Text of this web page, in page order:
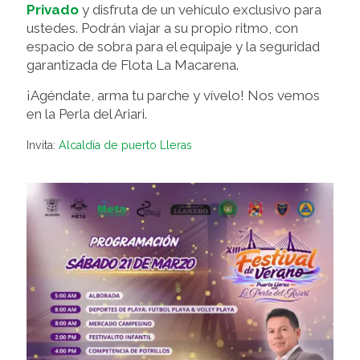
Privado y disfruta de un vehículo exclusivo para
ustedes. Podrán viajar a su propio ritmo, con
espacio de sobra para el equipaje y la seguridad
garantizada de Flota La Macarena.
¡Agéndate, arma tu parche y vívelo! Nos vemos
en la Perla del Ariari.
Invita: Alcaldía de puerto Lleras